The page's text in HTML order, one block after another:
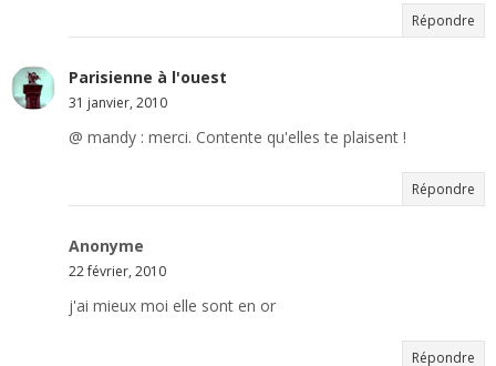
Répondre
Parisienne à l'ouest
31 janvier, 2010
@ mandy : merci. Contente qu'elles te plaisent !
Répondre
Anonyme
22 février, 2010
j'ai mieux moi elle sont en or
Répondre